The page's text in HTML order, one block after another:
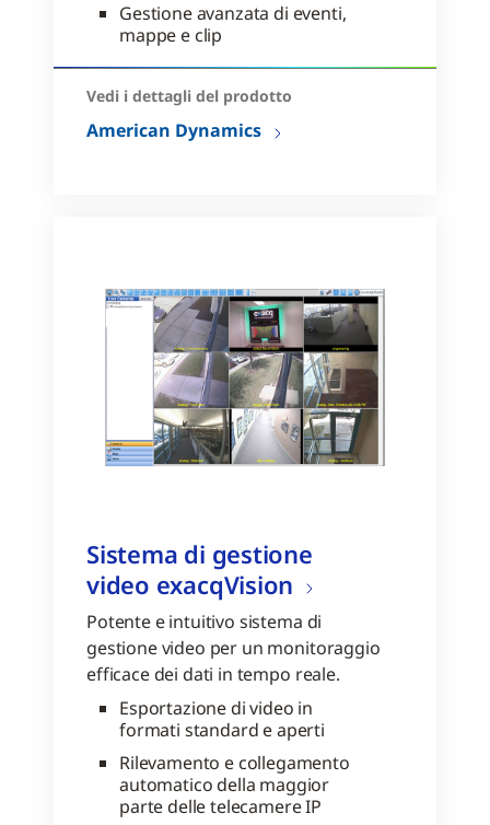
Gestione avanzata di eventi,
mappe e clip
Vedi i dettagli del prodotto
American Dynamics
Sistema di gestione
video exacqVision
Potente e intuitivo sistema di
gestione video per un monitoraggio
efficace dei dati in tempo reale.
Esportazione di video in
formati standard e aperti
Rilevamento e collegamento
automatico della maggior
parte delle telecamere IP